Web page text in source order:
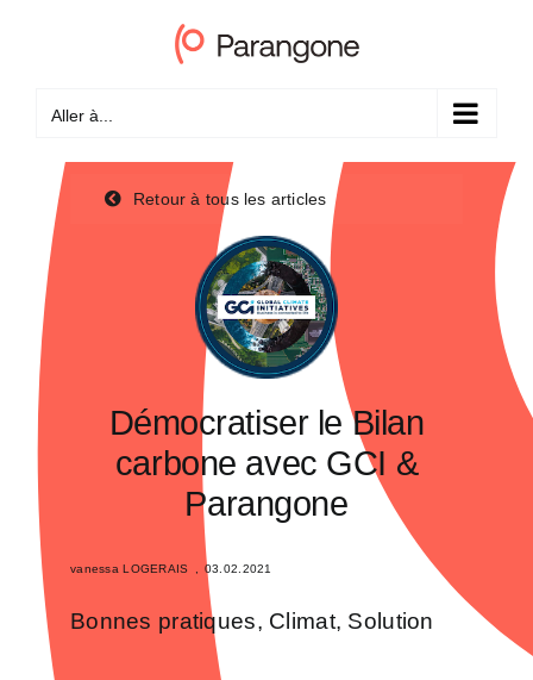
Aller à...
Retour à tous les articles
Démocratiser le Bilan
carbone avec GCI &
Parangone
vanessa LOGERAIS 03.02.2021
Bonnes pratiques, Climat, Solution